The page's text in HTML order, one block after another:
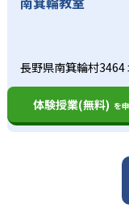
長野県南箕輪村
体験授業(無料) を